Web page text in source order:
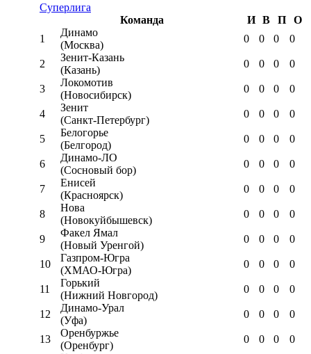
Суперлига
Команда
И В П
О
1
Динамо
(Москва)
0 0 0 0
2
Зенит-Казань
(Казань)
0 0 0 0
3
Локомотив
(Новосибирск)
0 0 0 0
4
Зенит
(Санкт-Петербург)
0 0 0 0
5
Белогорье
(Белгород)
0 0 0 0
6
Динамо-ЛО
(Сосновый бор)
0 0 0 0
7
Енисей
(Красноярск)
0 0 0 0
8
Нова
(Новокуйбышевск)
0 0 0 0
9
Факел Ямал
(Новый Уренгой)
0 0 0 0
10
Газпром-Югра
(ХМАО-Югра)
0 0 0 0
11
Горький
(Нижний Новгород)
0 0 0 0
12
Динамо-Урал
(Уфа)
0 0 0 0
13
Оренбуржье
(Оренбург)
0 0 0 0